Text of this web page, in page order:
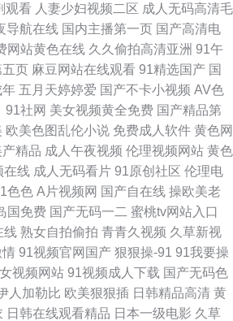
看 先锋影音成人Av站 aV不卡在线看 日韩刺激福
91av黑丝 东京热乱文 欧美日韩国产操逼网 91
91prontv 97淫网 久久艹网网啊 四虎野音 豆花
香 九九精品成人 91成人电影 国产久久青草 91草
网 国产精品乱轮一区二区
观看 人妻少妇视频二区 成人无码高清毛
导航在线 国内主播第一页 国产高清电
网站黄色在线 久久偷拍高清亚洲 91午
五页 麻豆网站在线观看 91精选国产 国
五月天婷婷爱 国产不卡小视频 AV色
91社网 美女视频黄全免费 国产精品第
欧美色图乱伦小说 免费成人软件 黄色网
精品 成人午夜视频 伦理视频网站 黄色
在线 成人无码看片 91原创社区 伦理电
色色 A片视频网 国产自在线 操欧美老
国免费 国产无码一二 蜜桃tv网站入口
线 熟女自拍偷拍 青青久视频 久草新视
情 91视频官网国产 狠狠操-91 91我要操
视频网站 91视频成人下载 国产无码色
人加勒比 欧美狠狠插 日韩精品高清 黄
日韩在线观看精品 日本一级电影 久草